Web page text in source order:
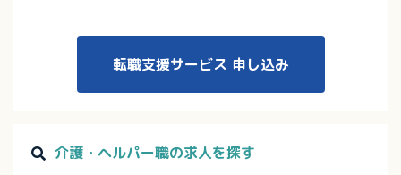
転職支援サービス 申し込み
介護・ヘルパー職の求人を探す